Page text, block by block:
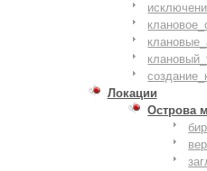
Локации
Острова